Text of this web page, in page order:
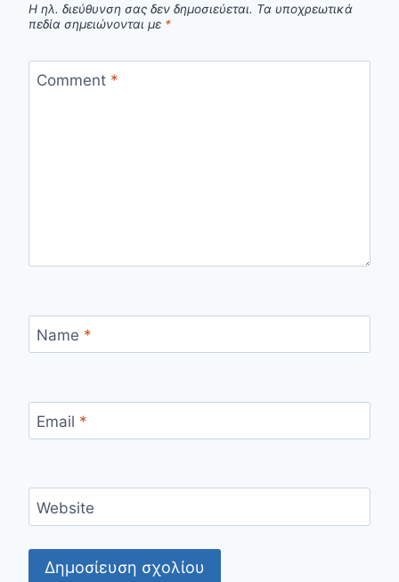
Η ηλ. διεύθυνση σας δεν δημοσιεύεται. Τα υποχρεωτικά
πεδία σημειώνονται με *
Comment *
Name *
Email *
Website